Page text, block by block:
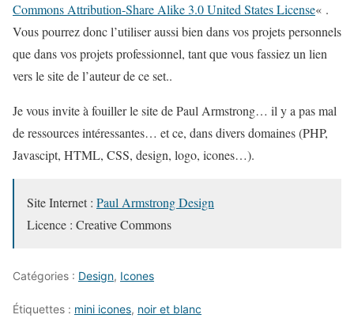
Commons Attribution-Share Alike 3.0 United States License« .
Vous pourrez donc l’utiliser aussi bien dans vos projets personnels
que dans vos projets professionnel, tant que vous fassiez un lien
vers le site de l’auteur de ce set..
Je vous invite à fouiller le site de Paul Armstrong… il y a pas mal
de ressources intéressantes… et ce, dans divers domaines (PHP,
Javascipt, HTML, CSS, design, logo, icones…).
Site Internet : Paul Armstrong Design
Licence : Creative Commons
Catégories : Design, Icones
Étiquettes : mini icones, noir et blanc